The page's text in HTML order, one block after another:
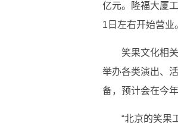
亿元。隆福大厦
1日左右开始营业
笑果文化相
举办各类演出、
备，预计会在今
“北京的笑果